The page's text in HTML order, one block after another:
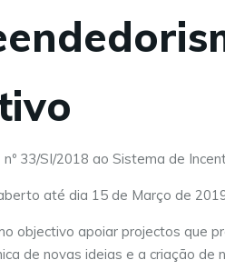
33/SI/2018 ao Sistema de
até dia 15 de Março de
objectivo apoiar projectos que
de novas ideias e a criação de